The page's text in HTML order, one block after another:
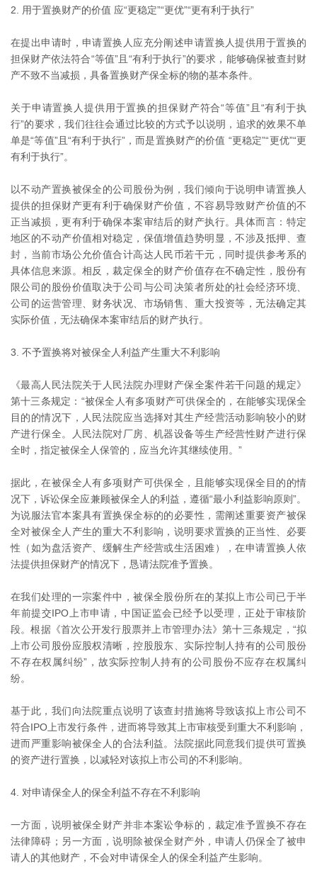
2. 用于置换财产的价值 应“更稳定”“更优”“更有利于执行”
在提出申请时，申请置换人应充分阐述申请置换人提供用于置换的
担保财产依法符合“等值”且“有利于执行”的要求，能够确保被查封财
产不致不当减损，具备置换财产保全标的物的基本条件。
关于申请置换人提供用于置换的担保财产符合“等值”且“有利于执
行”的要求，我们往往会通过比较的方式予以说明，追求的效果不单
单是“等值”且“有利于执行”，而是置换财产的价值 “更稳定”“更优”“更
有利于执行”。
以不动产置换被保全的公司股份为例，我们倾向于说明申请置换人
提供的担保财产更有利于确保财产价值，不容易导致财产价值的不
正当减损，更有利于确保本案审结后的财产执行。具体而言：特定
地区的不动产价值相对稳定，保值增值趋势明显，不涉及抵押、查
封，当前市场公允价值合计高达人民币若干元，同时提供参考系的
具体信息来源。相反，裁定保全的财产价值存在不确定性，股份有
限公司的股份价值取决于公司与公司决策者所处的社会经济环境、
公司的运营管理、财务状况、市场销售、重大投资等，无法确定其
实际价值，无法确保本案审结后的财产执行。
3. 不予置换将对被保全人利益产生重大不利影响
《最高人民法院关于人民法院办理财产保全案件若干问题的规定》
第十三条规定：“被保全人有多项财产可供保全的，在能够实现保全
目的的情况下，人民法院应当选择对其生产经营活动影响较小的财
产进行保全。人民法院对厂房、机器设备等生产经营性财产进行保
全时，指定被保全人保管的，应当允许其继续使用。”
据此，在被保全人有多项财产可供保全，且能够实现保全目的的情
况下，诉讼保全应兼顾被保全人的利益，遵循“最小利益影响原则”。
为说服法官本案具有置换保全标的的必要性，需阐述重要资产被保
全对被保全人产生的重大不利影响，说明要求置换的正当性、必要
性（如为盘活资产、缓解生产经营或生活困难），在申请置换人依
法提供担保财产的情况下，恳请法院准予置换。
在我们处理的一宗案件中，被保全股份所在的某拟上市公司已于半
年前提交IPO上市申请，中国证监会已经予以受理，正处于审核阶
段。根据《首次公开发行股票并上市管理办法》第十三条规定，“拟
上市公司股份应股权清晰，控股股东、实际控制人持有的公司股份
不存在权属纠纷”，故实际控制人持有的公司股份不应存在权属纠
纷。
基于此，我们向法院重点说明了该查封措施将导致该拟上市公司不
符合IPO上市发行条件，进而将导致其上市审核受到重大不利影响，
进而严重影响被保全人的合法利益。法院据此同意我们提供可置换
的资产进行置换，以减轻对该拟上市公司的不利影响。
4. 对申请保全人的保全利益不存在不利影响
一方面，说明被保全财产并非本案讼争标的，裁定准予置换不存在
法律障碍；另一方面，说明除被保全财产外，申请人仍保全了被申
请人的其他财产，不会对申请保全人的保全利益产生影响。